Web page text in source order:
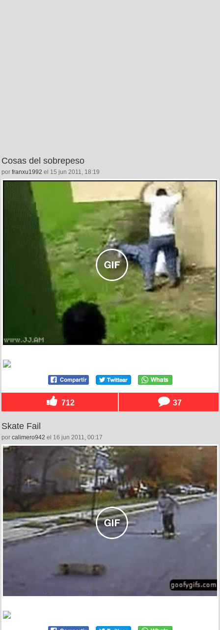
Cosas del sobrepeso
por franxu1992 el 15 jun 2011, 18:19
712 37
Skate Fail
por calimero942 el 16 jun 2011, 00:17